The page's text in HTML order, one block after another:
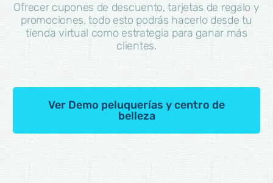
Ofrecer cupones de descuento, tarjetas de regalo y
promociones, todo esto podrás hacerlo desde tu
tienda virtual como estrategia para ganar más
clientes.
Ver Demo peluquerías y centro de
belleza